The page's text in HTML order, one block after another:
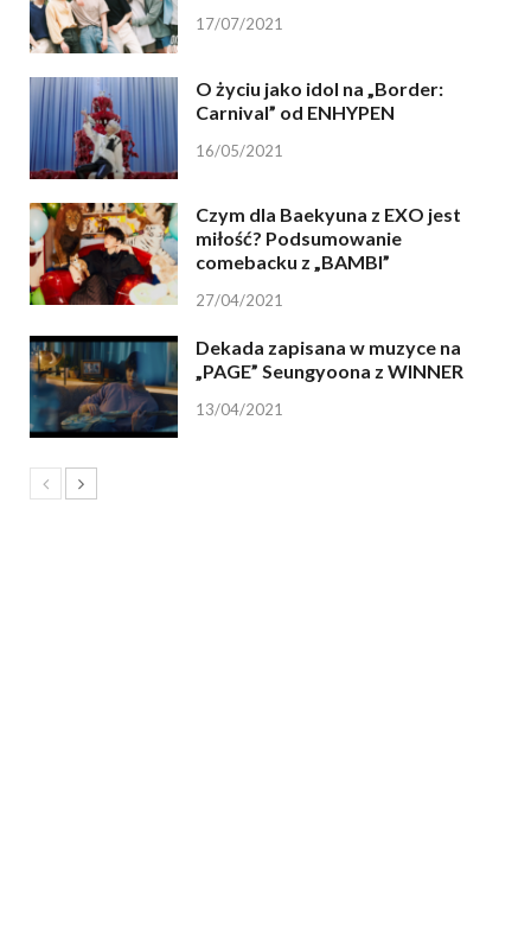
17/07/2021
O życiu jako idol na „Border:
Carnival” od ENHYPEN
16/05/2021
Czym dla Baekyuna z EXO jest
miłość? Podsumowanie
comebacku z „BAMBI”
27/04/2021
Dekada zapisana w muzyce na
„PAGE” Seungyoona z WINNER
13/04/2021